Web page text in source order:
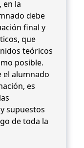
en la
debe
final y
que
teóricos
posible.
el alumnado
es
supuestos
de toda la